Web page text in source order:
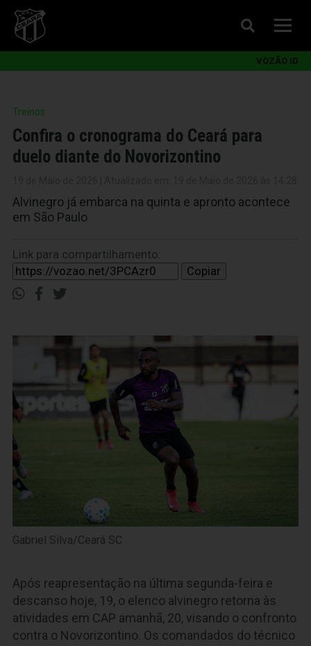
VOZÃO ID
Treinos
Confira o cronograma do Ceará para
duelo diante do Novorizontino
Alvinegro já embarca na quinta e apronto acontece
em São Paulo
Link para compartilhamento:
Copiar
Gabriel Silva/Ceará SC
Após reapresentação na última segunda-feira e
descanso hoje, 19, o elenco alvinegro retorna às
atividades em CAP amanhã, 20, visando o confronto
contra o Novorizontino. Os comandados do técnico